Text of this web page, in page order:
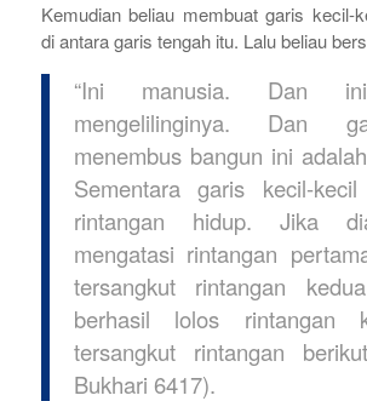
Kemudian beliau membuat garis kecil-
di antara garis tengah itu. Lalu beliau
“Ini manusia. Dan
mengelilinginya. Dan
menembus bangun ini
Sementara garis kecil-
rintangan hidup. Jika
mengatasi rintangan
tersangkut rintangan
berhasil lolos rintangan
tersangkut rintangan
Bukhari 6417).